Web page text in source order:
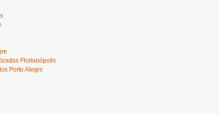
Florianópolis
Porto Alegre